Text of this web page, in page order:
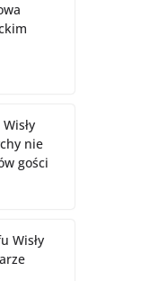
nie
gości
Wisły